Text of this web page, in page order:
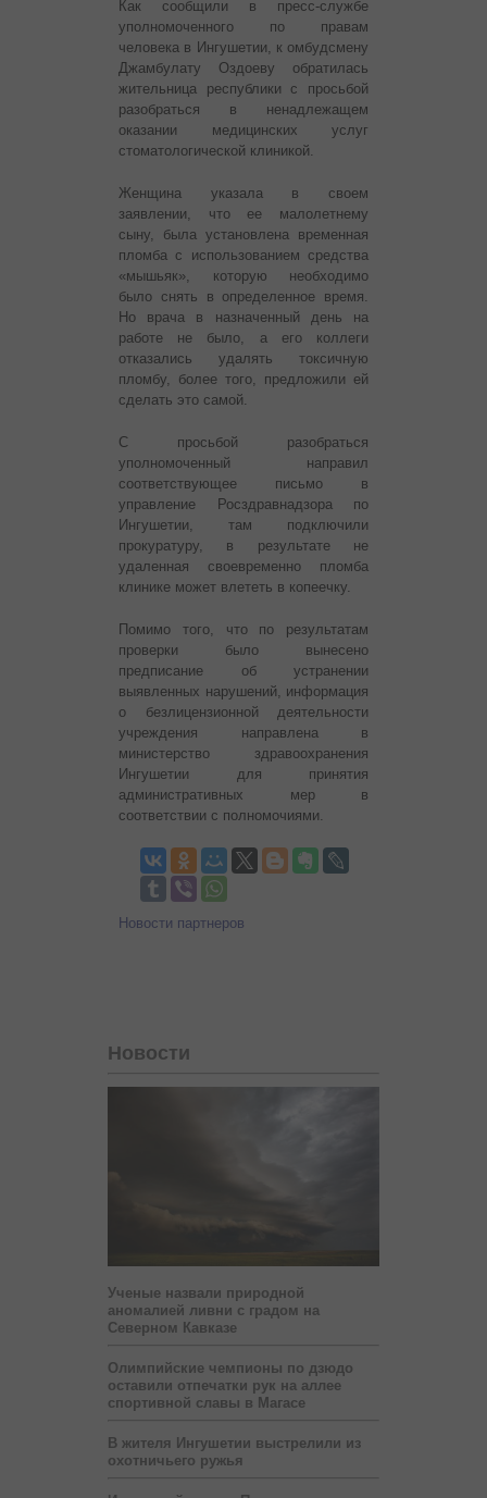
Как сообщили в пресс-службе
уполномоченного по правам
человека в Ингушетии, к омбудсмену
Джамбулату Оздоеву обратилась
жительница республики с просьбой
разобраться в ненадлежащем
оказании медицинских услуг
стоматологической клиникой.
Женщина указала в своем
заявлении, что ее малолетнему
сыну, была установлена временная
пломба с использованием средства
«мышьяк», которую необходимо
было снять в определенное время.
Но врача в назначенный день на
работе не было, а его коллеги
отказались удалять токсичную
пломбу, более того, предложили ей
сделать это самой.
С просьбой разобраться
уполномоченный направил
соответствующее письмо в
управление Росздравнадзора по
Ингушетии, там подключили
прокуратуру, в результате не
удаленная своевременно пломба
клинике может влететь в копеечку.
Помимо того, что по результатам
проверки было вынесено
предписание об устранении
выявленных нарушений, информация
о безлицензионной деятельности
учреждения направлена в
министерство здравоохранения
Ингушетии для принятия
административных мер в
соответствии с полномочиями.
Новости партнеров
Новости
Ученые назвали природной
аномалией ливни с градом на
Северном Кавказе
Олимпийские чемпионы по дзюдо
оставили отпечатки рук на аллее
спортивной славы в Магасе
В жителя Ингушетии выстрелили из
охотничьего ружья